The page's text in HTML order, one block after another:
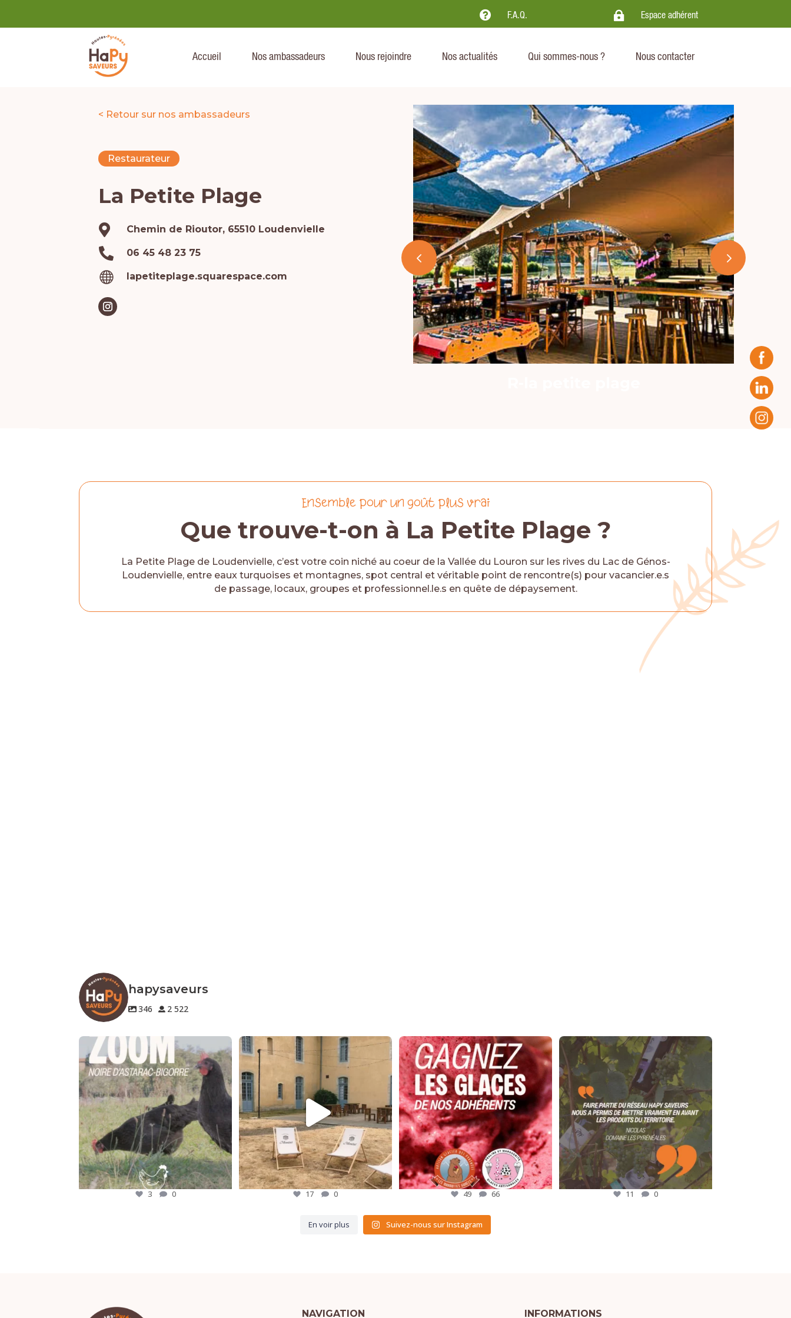
 F.A.Q.  Espace adhérent
Accueil Nos ambassadeurs Nous rejoindre Nos actualités Qui sommes-nous ? Nous contacter
< Retour sur nos ambassadeurs
Restaurateur
La Petite Plage
 Chemin de Rioutor, 65510 Loudenvielle
 06 45 48 23 75
 lapetiteplage.squarespace.com
Ensemble pour un goût plus vrai
Que trouve-t-on à La Petite Plage ?
La Petite Plage de Loudenvielle, c’est votre coin niché au coeur de la Vallée du Louron sur les rives du Lac de Génos-
Loudenvielle, entre eaux turquoises et montagnes, spot central et véritable point de rencontre(s) pour vacancier.e.s
de passage, locaux, groupes et professionnel.le.s en quête de dépaysement.
hapysaveurs
346 2 522
🐔 Zoom sur un produit de notre terroir
Le...
3 0
3 0
🍷 Nos adhérents font rayonner les saveurs
des ...
17
17 0
CONCOURS GOURMAND 🍦
L`été est là, et pour...
49 66
49 66
🎙️ La parole de nos adhérents
« Faire...
11 0
11 0
En voir plus Suivez-nous sur Instagram
NAVIGATION INFORMATIONS